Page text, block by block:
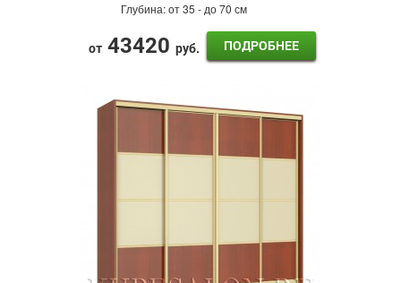
Глубина:от 35 - до 70 см
от 43420 руб. ПОДРОБНЕЕ